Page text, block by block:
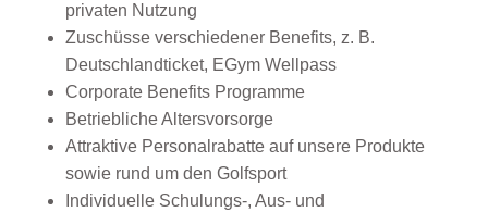
privaten Nutzung
Zuschüsse verschiedener Benefits, z. B.
Deutschlandticket, EGym Wellpass
Corporate Benefits Programme
Betriebliche Altersvorsorge
Attraktive Personalrabatte auf unsere Produkte
sowie rund um den Golfsport
Individuelle Schulungs-, Aus- und